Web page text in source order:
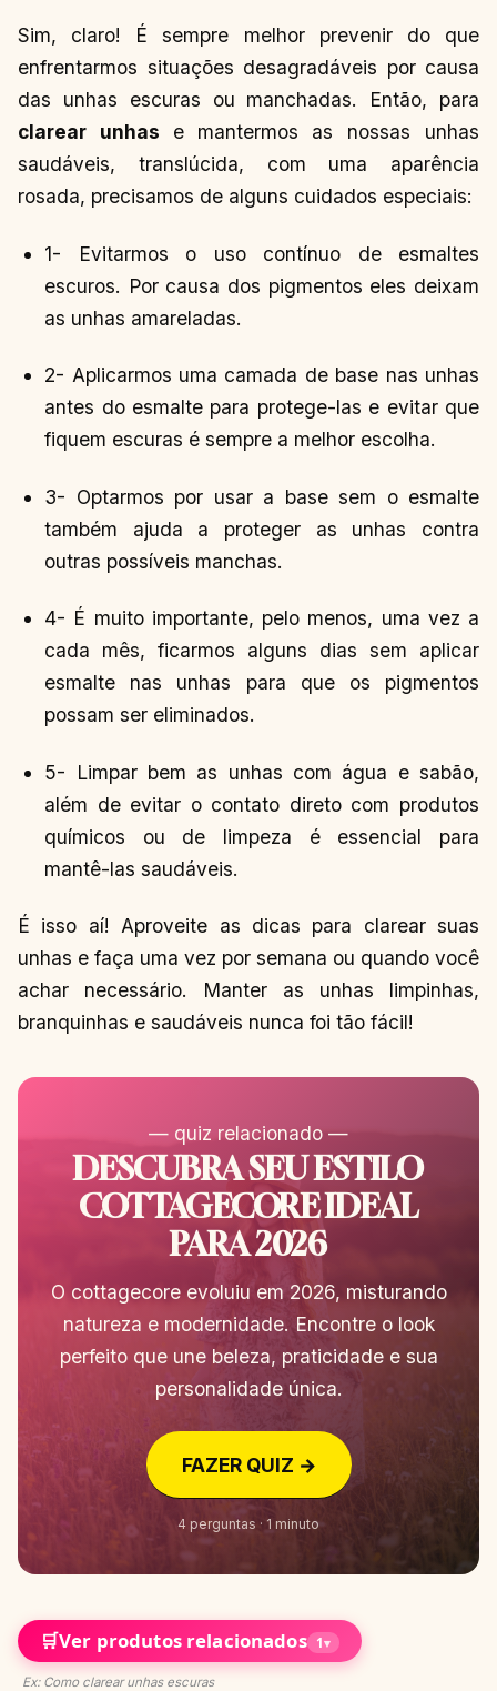
Sim, claro! É sempre melhor prevenir do que
enfrentarmos situações desagradáveis por causa
das unhas escuras ou manchadas. Então, para
clarear unhas
e
mantermos as nossas unhas
saudáveis, translúcida, com uma aparência
rosada, precisamos de alguns cuidados especiais:
1- Evitarmos o uso contínuo de esmaltes
escuros. Por causa dos pigmentos eles deixam
as unhas amareladas.
2- Aplicarmos uma camada de base nas unhas
antes do esmalte para protege-las e evitar que
fiquem escuras é sempre a melhor escolha.
3- Optarmos por usar a base sem o esmalte
também ajuda a proteger as unhas contra
outras possíveis manchas.
4- É muito importante, pelo menos, uma vez a
cada mês, ficarmos alguns dias sem aplicar
esmalte nas unhas para que os pigmentos
possam ser eliminados.
5- Limpar bem as unhas com água e sabão,
além de evitar o contato direto com produtos
químicos ou de limpeza é essencial para
mantê-las saudáveis.
É isso aí! Aproveite as dicas para clarear suas
unhas e faça uma vez por semana ou quando você
achar necessário. Manter as unhas limpinhas,
branquinhas e saudáveis nunca foi tão fácil!
— quiz relacionado —
DESCUBRA SEU ESTILO
COTTAGECORE IDEAL
PARA 2026
O cottagecore evoluiu em 2026, misturando
natureza e modernidade. Encontre o look
perfeito que une beleza, praticidade e sua
personalidade única.
FAZER QUIZ →
4 perguntas · 1 minuto
🛒Ver produtos relacionados 1▾
Ex: Como clarear unhas escuras